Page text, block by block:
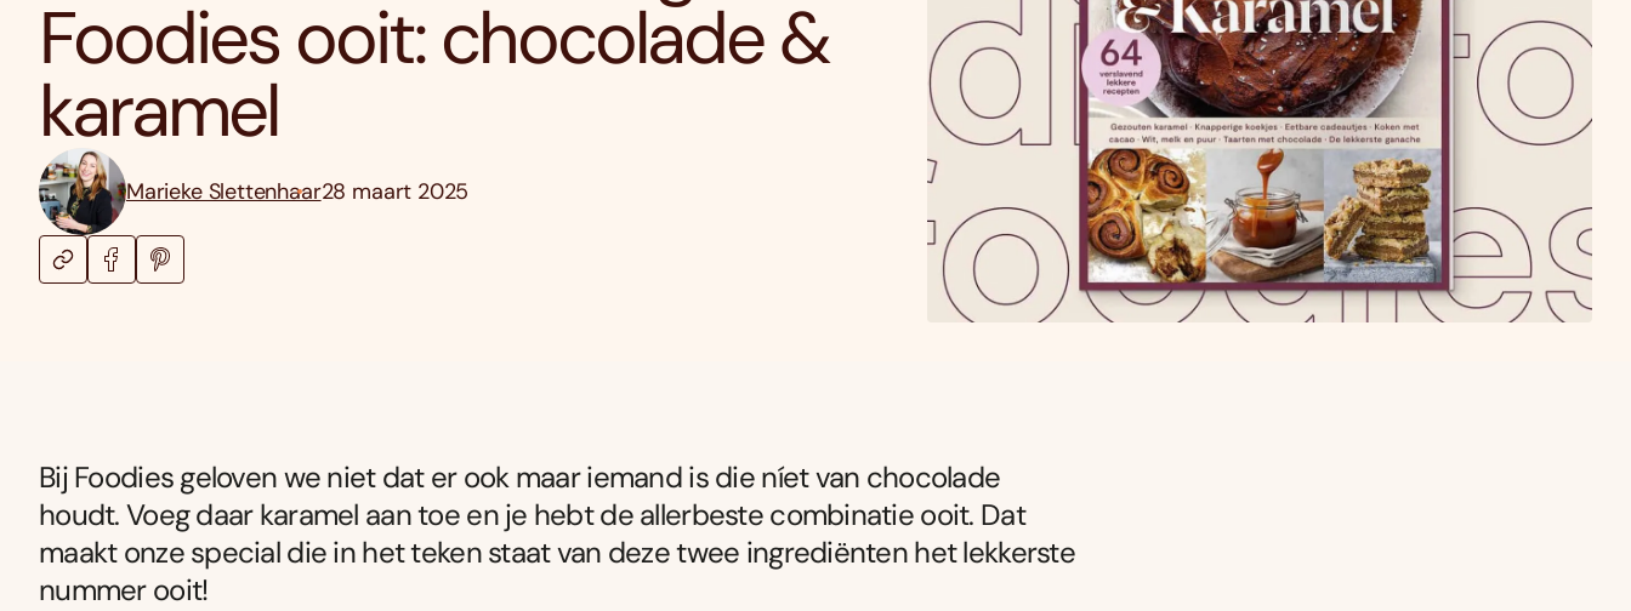
Foodies ooit: chocolade &
karamel
Marieke Slettenhaar28 maart 2025
Bij Foodies geloven we niet dat er ook maar iemand is die níet van chocolade
houdt. Voeg daar karamel aan toe en je hebt de allerbeste combinatie ooit. Dat
maakt onze special die in het teken staat van deze twee ingrediënten het lekkerste
nummer ooit!